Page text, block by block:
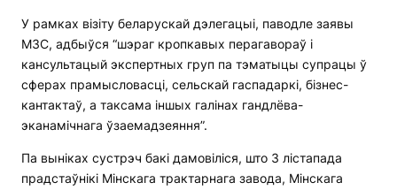
У рамках візіту беларускай дэлегацыі, паводле заявы
МЗС, адбыўся “шэраг кропкавых перагавораў і
кансультацый экспертных груп па тэматыцы супрацы ў
сферах прамысловасці, сельскай гаспадаркі, бізнес-
кантактаў, а таксама іншых галінах гандлёва-
эканамічнага ўзаемадзеяння”.
Па выніках сустрэч бакі дамовіліся, што 3 лістапада
прадстаўнікі Мінскага трактарнага завода, Мінскага